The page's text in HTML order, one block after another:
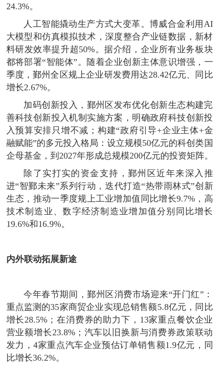
24.3%。
人工智能撬动生产方式大变革。博威合金利用AI
大模型和仿真模拟技术，深度整合产业链数据，新材
料研发效率提升超50%。据介绍，企业所有业务板块
都将部署“智能体”。随着企业创新主体意识增强，一
季度，鄞州全区规上企业研发费用达28.42亿元、同比
增长2.67%。
加码创新投入，鄞州区发布优化创新生态构建完
善科技创新投入机制实施方案，明确政府科技创新投
入预算安排只增不减；构建“政府引导+企业主体+金
融赋能”的多元投入格局：设立规模50亿元的科创类国
企母基金，到2027年形成总规模200亿元的投资矩阵。
除了实打实的资金支持，鄞州区近年来深入推
进“智鄞未来”系列行动，迭代打造“热带雨林式”创新
生态，推动一季度规上工业增加值同比增长9.7%，高
技术制造业、数字经济制造业增加值分别同比增长
19.6%和16.9%。
内外联动拓展新途
今年春节期间，鄞州区消费市场迎来“开门红”：
重点监测的35家商贸企业实现总销售额5.8亿元，同比
增长28.5%；在消费券的助力下，13家重点餐饮企业
营业额增长23.8%；汽车以旧换新与消费券政策联动
发力，4家重点汽车企业预估订单销售额1.9亿元，同
比增长36.2%。